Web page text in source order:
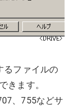
るファイルの
きます。
、755などサ